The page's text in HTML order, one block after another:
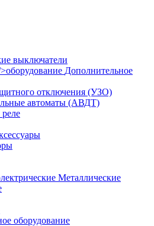
выключатели
Дополнительное
отключения (УЗО)
автоматы (АВДТ)
Металлические
оборудование